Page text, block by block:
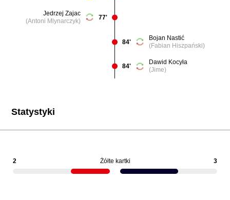
Jedrzej Zajac
(Antoni Mlynarczyk)
77'
84'
Bojan Nastić
(Fabian Hiszpański)
84'
Dawid Kocyła
(Jime)
Statystyki
Żółte kartki
2 3